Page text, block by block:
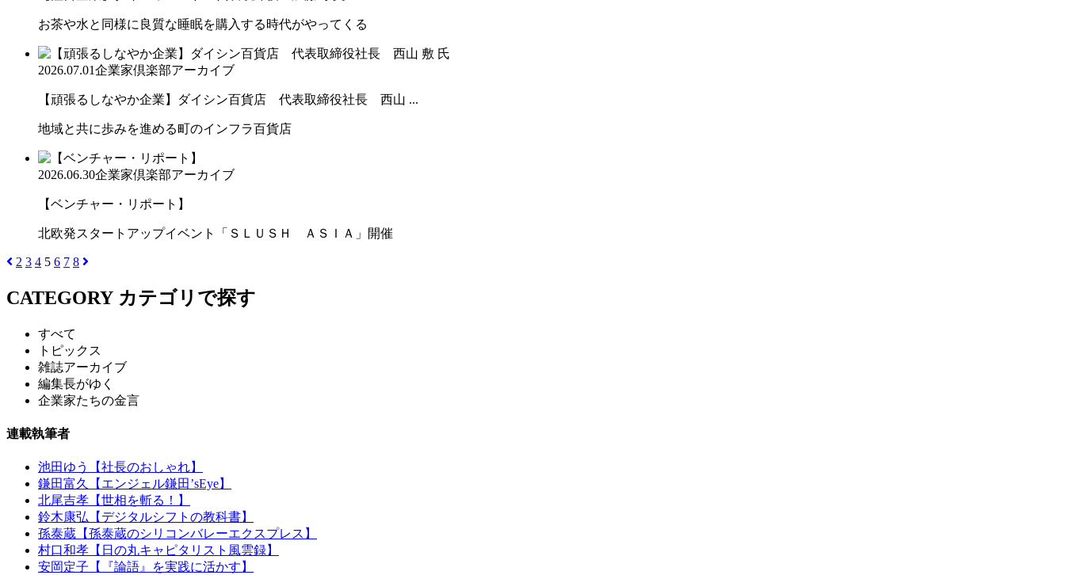
お茶や水と同様に良質な睡眠を購入する時代がやってくる
2026.07.01企業家倶楽部アーカイブ
【頑張るしなやか企業】ダイシン百貨店 代表取締役社長 西山 ...
地域と共に歩みを進める町のインフラ百貨店
2026.06.30企業家倶楽部アーカイブ
【ベンチャー・リポート】
北欧発スタートアップイベント「ＳＬＵＳＨ ＡＳＩＡ」開催
2 3 4 5 6 7 8
CATEGORY カテゴリで探す
すべて
トピックス
雑誌アーカイブ
編集長がゆく
企業家たちの金言
連載執筆者
池田ゆう【社長のおしゃれ】
鎌田富久【エンジェル鎌田’sEye】
北尾吉孝【世相を斬る！】
鈴木康弘【デジタルシフトの教科書】
孫泰蔵【孫泰蔵のシリコンバレーエクスプレス】
村口和孝【日の丸キャピタリスト風雲録】
安岡定子【『論語』を実践に活かす】